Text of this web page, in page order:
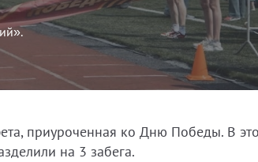
приуроченная ко Дню Победы. В
на 3 забега.